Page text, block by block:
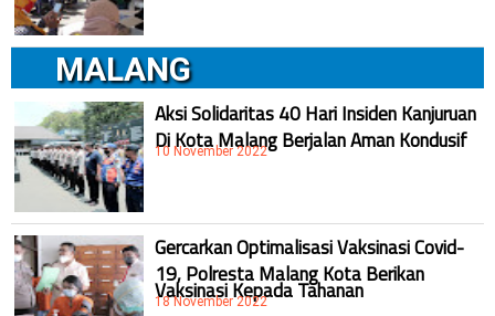
MALANG
Aksi Solidaritas 40 Hari Insiden Kanjuruan
Di Kota Malang Berjalan Aman Kondusif
10 November 2022
Gercarkan Optimalisasi Vaksinasi Covid-
19, Polresta Malang Kota Berikan
Vaksinasi Kepada Tahanan
18 November 2022